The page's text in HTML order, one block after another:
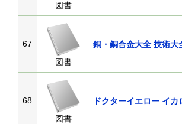
図書
67
図書
銅・銅合金大全 技術大
68
図書
ドクターイエロー イ